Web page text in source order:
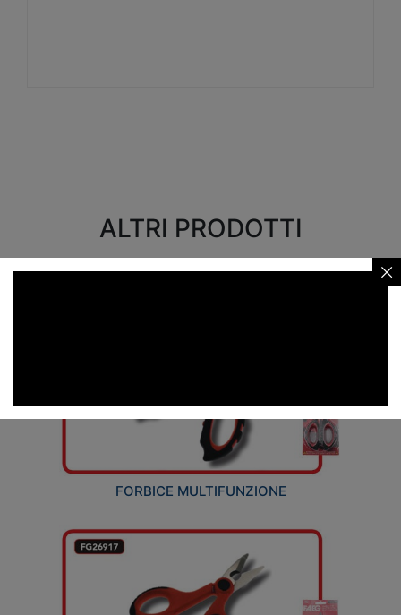
ALTRI PRODOTTI
FORBICE MULTIFUNZIONE